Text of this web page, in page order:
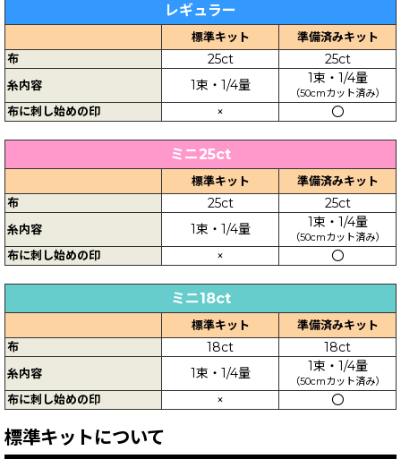
レギュラー
標準キット
準備済みキット
布
25ct 25ct
糸内容 1束・1/4量 1束・1/4量
（50cmカット済み）
布に刺し始めの印 × 〇
ミニ25ct
標準キット
準備済みキット
布
25ct 25ct
糸内容 1束・1/4量 1束・1/4量
（50cmカット済み）
布に刺し始めの印 × 〇
ミニ18ct
標準キット
準備済みキット
布
18ct 18ct
糸内容 1束・1/4量 1束・1/4量
（50cmカット済み）
布に刺し始めの印 × 〇
標準キットについて